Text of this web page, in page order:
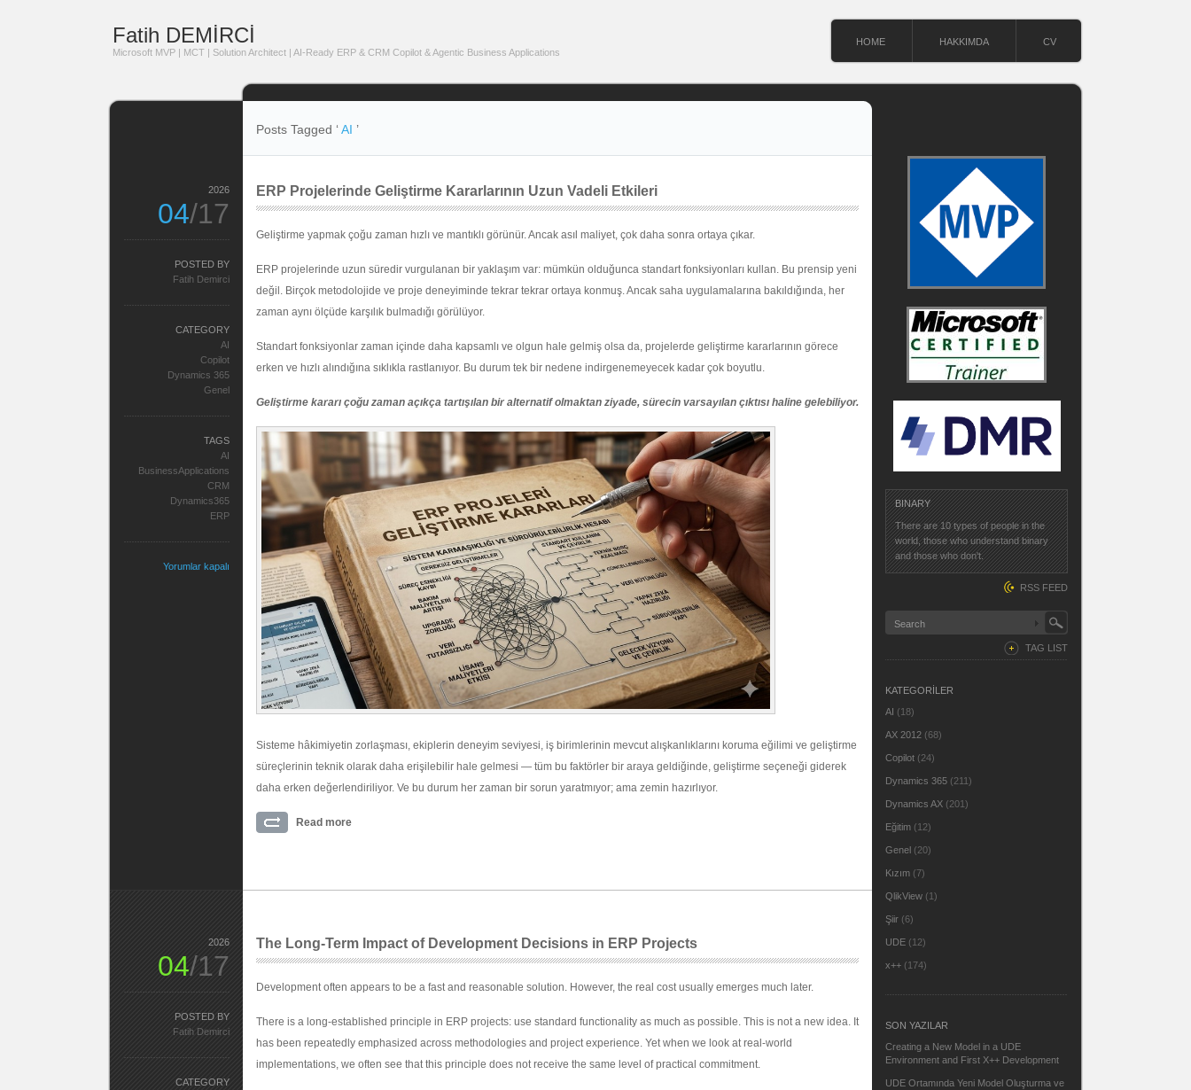
Fatih DEMİRCİ
Microsoft MVP | MCT | Solution Architect | AI-Ready ERP & CRM Copilot & Agentic Business Applications
HOME HAKKIMDA CV
Posts Tagged ‘AI ’
ERP Projelerinde Geliştirme Kararlarının Uzun Vadeli Etkileri
Geliştirme yapmak çoğu zaman hızlı ve mantıklı görünür. Ancak asıl maliyet, çok daha sonra ortaya çıkar.
ERP projelerinde uzun süredir vurgulanan bir yaklaşım var: mümkün olduğunca standart fonksiyonları kullan. Bu prensip yeni
değil. Birçok metodolojide ve proje deneyiminde tekrar tekrar ortaya konmuş. Ancak saha uygulamalarına bakıldığında, her
zaman aynı ölçüde karşılık bulmadığı görülüyor.
Standart fonksiyonlar zaman içinde daha kapsamlı ve olgun hale gelmiş olsa da, projelerde geliştirme kararlarının görece
erken ve hızlı alındığına sıklıkla rastlanıyor. Bu durum tek bir nedene indirgenemeyecek kadar çok boyutlu.
Geliştirme kararı çoğu zaman açıkça tartışılan bir alternatif olmaktan ziyade, sürecin varsayılan çıktısı haline gelebiliyor.
Sisteme hâkimiyetin zorlaşması, ekiplerin deneyim seviyesi, iş birimlerinin mevcut alışkanlıklarını koruma eğilimi ve geliştirme
süreçlerinin teknik olarak daha erişilebilir hale gelmesi — tüm bu faktörler bir araya geldiğinde, geliştirme seçeneği giderek
daha erken değerlendiriliyor. Ve bu durum her zaman bir sorun yaratmıyor; ama zemin hazırlıyor.
Read more
2026
04/17
POSTED BY
Fatih Demirci
CATEGORY
AI
Copilot
Dynamics 365
Genel
TAGS
AI
BusinessApplications
CRM
Dynamics365
ERP
Yorumlar kapalı
The Long-Term Impact of Development Decisions in ERP Projects
Development often appears to be a fast and reasonable solution. However, the real cost usually emerges much later.
There is a long‑established principle in ERP projects: use standard functionality as much as possible. This is not a new idea. It
has been repeatedly emphasized across methodologies and project experience. Yet when we look at real-world
implementations, we often see that this principle does not receive the same level of practical commitment.
2026
04/17
POSTED BY
Fatih Demirci
CATEGORY
BINARY
There are 10 types of people in the
world, those who understand binary
and those who don't.
RSS FEED
TAG LIST
KATEGORİLER
AI (18)
AX 2012 (68)
Copilot (24)
Dynamics 365 (211)
Dynamics AX (201)
Eğitim (12)
Genel (20)
Kızım (7)
QlikView (1)
Şiir (6)
UDE (12)
x++ (174)
SON YAZILAR
Creating a New Model in a UDE
Environment and First X++ Development
UDE Ortamında Yeni Model Oluşturma ve